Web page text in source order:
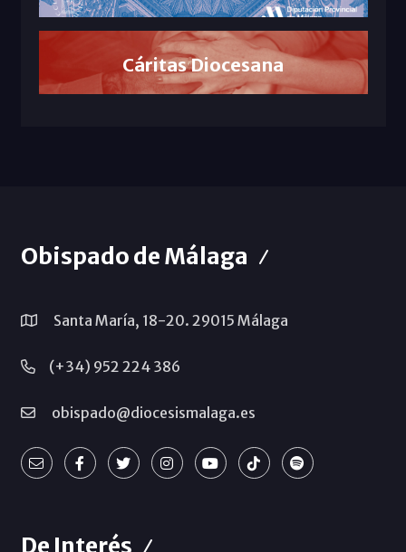
Cáritas Diocesana
Obispado de Málaga
Santa María, 18-20. 29015 Málaga
(+34) 952 224 386
obispado@diocesismalaga.es
De Interés